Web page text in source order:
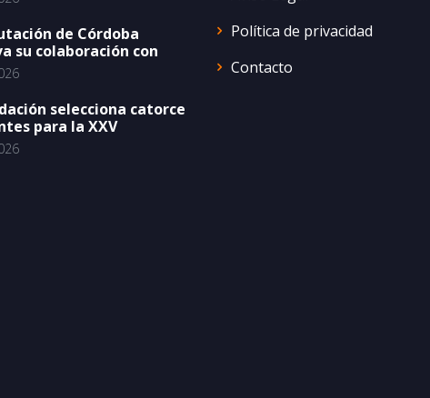
de Córdoba
su colaboración con
selecciona catorce
para la XXV
Política de privacidad
Contacto